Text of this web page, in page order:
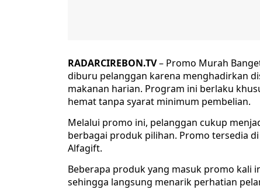
RADARCIREBON.TV– Promo Murah
diburu pelanggan karena menghadirkan
makanan harian. Program ini berlaku
hemat tanpa syarat minimum pembelian.
Melalui promo ini, pelanggan cukup
berbagai produk pilihan. Promo tersedia
Alfagift.
Beberapa produk yang masuk promo kali
sehingga langsung menarik perhatian